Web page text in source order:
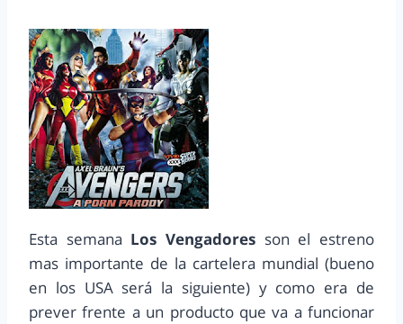
Esta semana Los Vengadores son el estreno
mas importante de la cartelera mundial (bueno
en los USA será la siguiente) y como era de
prever frente a un producto que va a funcionar